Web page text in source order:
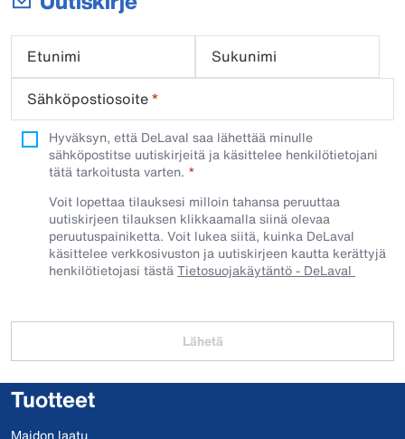
Etunimi
Sukunimi
Sähköpostiosoite*
Hyväksyn, että DeLaval saa lähettää minulle
sähköpostitse uutiskirjeitä ja käsittelee henkilötietojani
tätä tarkoitusta varten.
Voit lopettaa tilauksesi milloin tahansa peruuttaa
uutiskirjeen tilauksen klikkaamalla siinä olevaa
peruutuspainiketta. Voit lukea siitä, kuinka DeLaval
käsittelee verkkosivuston ja uutiskirjeen kautta kerättyjä
henkilötietojasi tästäTietosuojakäytäntö - DeLaval
Lähetä
Tuotteet
Maidon laatu